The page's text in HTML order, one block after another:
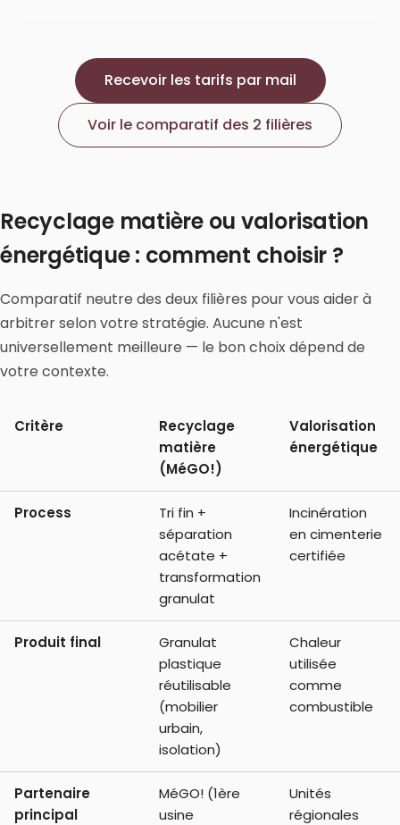
Recevoir les tarifs par mail
Voir le comparatif des 2 filières
Recyclage matière ou valorisation
énergétique : comment choisir ?
Comparatif neutre des deux filières pour vous aider à
arbitrer selon votre stratégie. Aucune n'est
universellement meilleure — le bon choix dépend de
votre contexte.
Critère
Recyclage
matière
(MéGO!)
Valorisation
énergétique
Process
Tri fin +
séparation
acétate +
transformation
granulat
Incinération
en cimenterie
certifiée
Produit final
Granulat
plastique
réutilisable
(mobilier
urbain,
isolation)
Chaleur
utilisée
comme
combustible
Partenaire
principal
MéGO! (1ère
usine
Unités
régionales